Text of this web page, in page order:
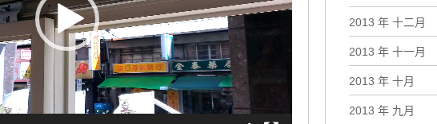
2013 年 十二月
2013 年 十一月
2013 年 十月
2013 年 九月